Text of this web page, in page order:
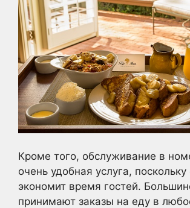
Кроме того, обслуживание в
очень удобная услуга, поскольку
экономит время гостей.
принимают заказы на еду в